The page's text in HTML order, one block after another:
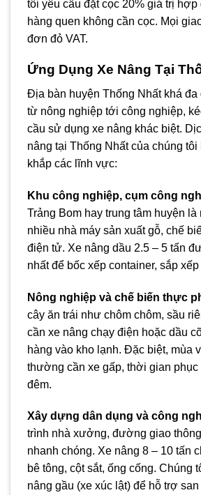
tôi yêu cầu đặt cọc 20% giá trị hợp
hàng quen không cần cọc. Mọi
đơn đỏ VAT.
Ứng Dụng Xe Nâng Tại
Địa bàn huyện Thống Nhất khá đa
từ nông nghiệp tới công nghiệp,
cầu sử dụng xe nâng khác biệt.
nâng tại Thống Nhất của chúng
khắp các lĩnh vực:
Khu công nghiệp, cụm công
Trảng Bom hay trung tâm huyện là
nhiều nhà máy sản xuất gỗ, chế
điện tử. Xe nâng dầu 2.5 – 5 tấn
nhất để bốc xếp container, sắp
Nông nghiệp và chế biến thực
cây ăn trái như chôm chôm, sầu
cần xe nâng chạy điện hoặc dầu
hàng vào kho lạnh. Đặc biệt, mùa
thường cần xe gấp, thời gian phục
đêm.
Xây dựng dân dụng và công
trình nhà xưởng, đường giao
nhanh chóng. Xe nâng 8 – 10 tấn
bê tông, cột sắt, ống cống. Chúng
nâng gầu (xe xúc lật) để hỗ trợ